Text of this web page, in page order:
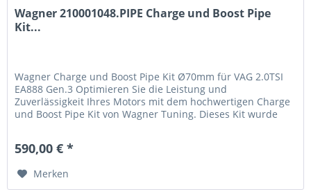
Wagner 210001048.PIPE Charge und Boost Pipe
Kit...
Wagner Charge und Boost Pipe Kit Ø70mm für VAG 2.0TSI
EA888 Gen.3 Optimieren Sie die Leistung und
Zuverlässigkeit Ihres Motors mit dem hochwertigen Charge
und Boost Pipe Kit von Wagner Tuning. Dieses Kit wurde
590,00 € *
Merken